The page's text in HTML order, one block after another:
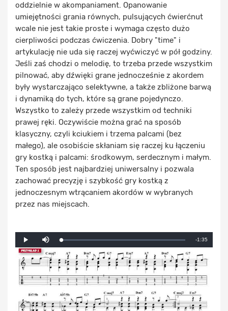
oddzielnie w akompaniament. Opanowanie
umiejętności grania równych, pulsujących ćwierćnut
wcale nie jest takie proste i wymaga często dużo
cierpliwości podczas ćwiczenia. Dobry "time" i
artykulację nie uda się raczej wyćwiczyć w pół godziny.
Jeśli zaś chodzi o melodię, to trzeba przede wszystkim
pilnować, aby dźwięki grane jednocześnie z akordem
były wystarczająco selektywne, a także zbliżone barwą
i dynamiką do tych, które są grane pojedynczo.
Wszystko to zależy przede wszystkim od techniki
prawej ręki. Oczywiście można grać na sposób
klasyczny, czyli kciukiem i trzema palcami (bez
małego), ale osobiście skłaniam się raczej ku łączeniu
gry kostką i palcami: środkowym, serdecznym i małym.
Ten sposób jest najbardziej uniwersalny i pozwala
zachować precyzję i szybkość gry kostką z
jednoczesnym wtrącaniem akordów w wybranych
przez nas miejscach.
Play
Loaded:
0%
Progress:
0%
Remaining
Time
-1:35